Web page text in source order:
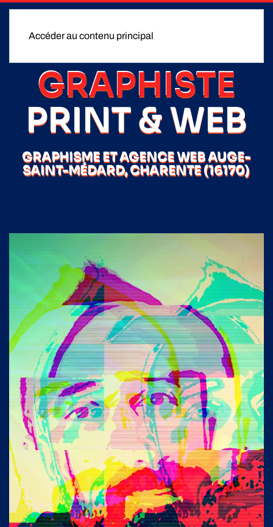
Accéder au contenu principal
GRAPHISTE
PRINT & WEB
GRAPHISME ET AGENCE WEB AUGE-
SAINT-MÉDARD, CHARENTE (16170)